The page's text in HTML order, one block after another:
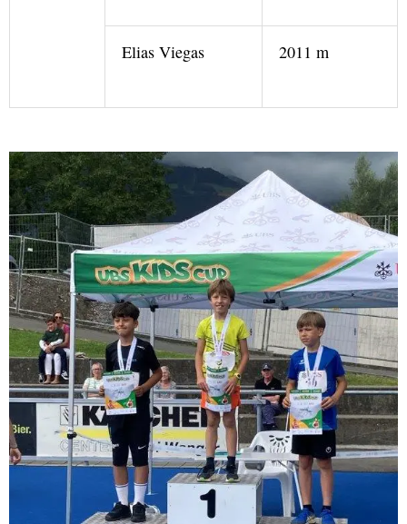
Elias Viegas 2011 m